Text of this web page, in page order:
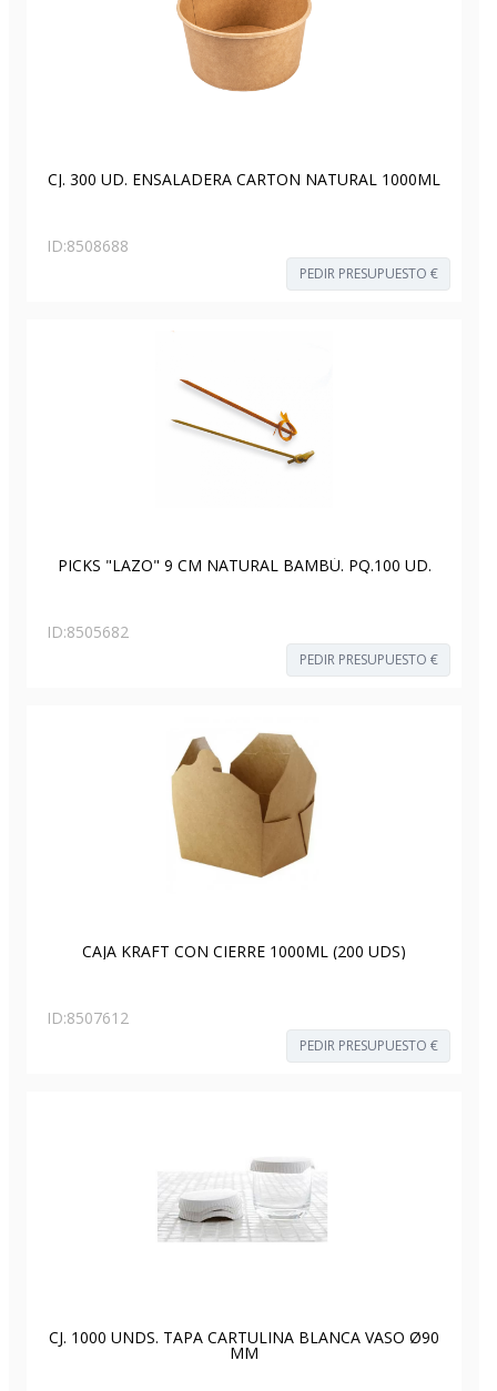
CJ. 300 UD. ENSALADERA CARTON NATURAL 1000ML
ID:8508688
PEDIR PRESUPUESTO €
PICKS "LAZO" 9 CM NATURAL BAMBÚ. PQ.100 UD.
ID:8505682
PEDIR PRESUPUESTO €
CAJA KRAFT CON CIERRE 1000ML (200 UDS)
ID:8507612
PEDIR PRESUPUESTO €
CJ. 1000 UNDS. TAPA CARTULINA BLANCA VASO Ø90
MM